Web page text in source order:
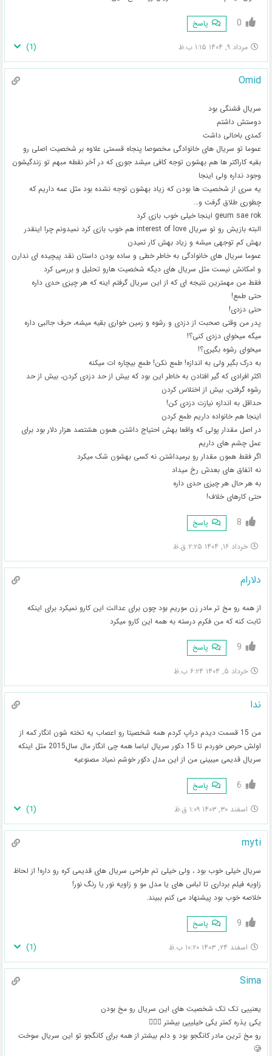
0 پاسخ
مرداد ۹, ۱۴۰۴ ۱:۱۵ ب.ظ (
1
)
Omid
سریال قشنگی بود
دوستش داشتم
کمدی باحالی داشت
عموما تو سریال های خانوادگی مخصوصا پنجاه قسمتی علاوه بر شخصیت اصلی رو
بقیه کاراکتر ها هم بهشون توجه کافی میشد جوری که در آخر نقطه مبهم تو زندگیشون
وجود نداره ولی اینجا
یه سری از شخصیت ها بودن که زیاد بهشون توجه نشده بود مثل عمه داریم که
چطوری طلاق گرفت و…
geum sae rok اینجا خیلی خوب بازی کرد
البته بازیش رو تو سریال interest of love هم خوب بازی کرد نمیدونم چرا اینقدر
بهش کم توجهی میشه و زیاد بهش کار نمیدن
عموما سریال های خانوادگی به خاطر خطی و ساده بودن داستان نقد پیچیده ای ندارن
و امکانش نیست مثل سریال های دیگه شخصیت هارو تحلیل و بررسی کرد
فقط من مهمترین نتیجه ای که از این سریال گرفتم اینه که هر چیزی حدی داره
حتی طمع!
حتی دزدی!
پدر من وقتی صحبت از دزدی و رشوه و زمین خواری بقیه میشه، حرف جالبی داره
میگه میخوای دزدی کنی؟!
میخوای رشوه بگیری؟!
به درک بگیر ولی به اندازه! طمع نکن! طمع بیچاره ات میکنه
اکثر افرادی که گیر افتادن به خاطر این بود که بیش از حد دزدی کردن، بیش از حد
رشوه گرفتن، بیش از اختلاس کردن
حداقل به اندازه نیازت دزدی کن!
اینجا هم خانواده داریم طمع کردن
در اصل مقدار پولی که واقعا بهش احتیاج داشتن همون هشتصد هزار دلار بود برای
عمل چشم های داریم
اگر فقط همون مقدار رو برمیداشتن نه کسی بهشون شک میکرد
نه اتفاق های بعدش رخ میداد
به هر حال هر چیزی حدی داره
حتی کارهای خلاف!
8 پاسخ
خرداد ۱۶, ۱۴۰۴ ۲:۲۵ ق.ظ
دلارام
از همه رو مخ تر مادر زن موریم بود چون برای عدالت این کارو نمیکرد برای اینکه
ثابت کنه که من فکرم درسته به همه این کارو میکرد
9 پاسخ
خرداد ۵, ۱۴۰۴ ۶:۲۴ ب.ظ
ندا
من 15 قسمت دیدم دراپ کردم همه شخصیتا رو اعصاب یه تخته شون انگار کمه از
اولش حرص خوردم تا 15 دکور سریال لباسا همه چی انگار مال سال2015 مثل اینکه
سریال قدیمی میبینی من از این مدل دکور خوشم نمیاد مصنوعیه
6 پاسخ
اسفند ۳۰, ۱۴۰۳ ۱:۰۹ ق.ظ (
1
)
myti
سریال خیلی خوب بود ، ولی خیلی تم طراحی سریال های قدیمی کره رو داره! از لحاظ
زاویه فیلم برداری تا لباس های یا مدل مو و زاویه نور یا رنگ نور!
خلاصه خوب بود پیشنهاد می کنم ببیند.
9 پاسخ
اسفند ۲۴, ۱۴۰۳ ۱۰:۲۰ ب.ظ (
1
)
Sima
یعنییی تک تک شخصیت های این سریال رو مخ بودن
یکی یذره کمتر یکی خیلییی بیشتر 🚶🏻‍♀️
رو مخ ترین مادر کانگجو بود و دلم بیشتر از همه برای کانگجو تو این سریال سوخت
🥲